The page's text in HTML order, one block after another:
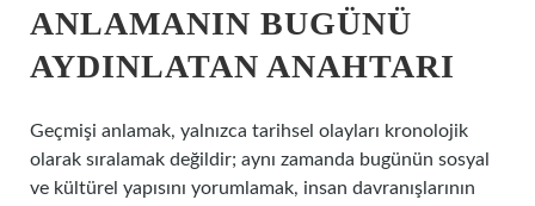
ANLAMANIN BUGÜNÜ
AYDINLATAN ANAHTARI
Geçmişi anlamak, yalnızca tarihsel olayları kronolojik
olarak sıralamak değildir; aynı zamanda bugünün sosyal
ve kültürel yapısını yorumlamak, insan davranışlarının